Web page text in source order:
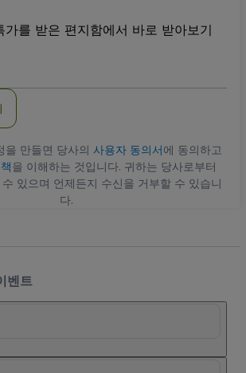
가를 받은 편지함에서 바로 받아보기
을 만들면 당사의 사용자 동의서에 동의하고
을 이해하는 것입니다. 귀하는 당사로부터
있으며 언제든지 수신을 거부할 수 있습니
다.
벤트